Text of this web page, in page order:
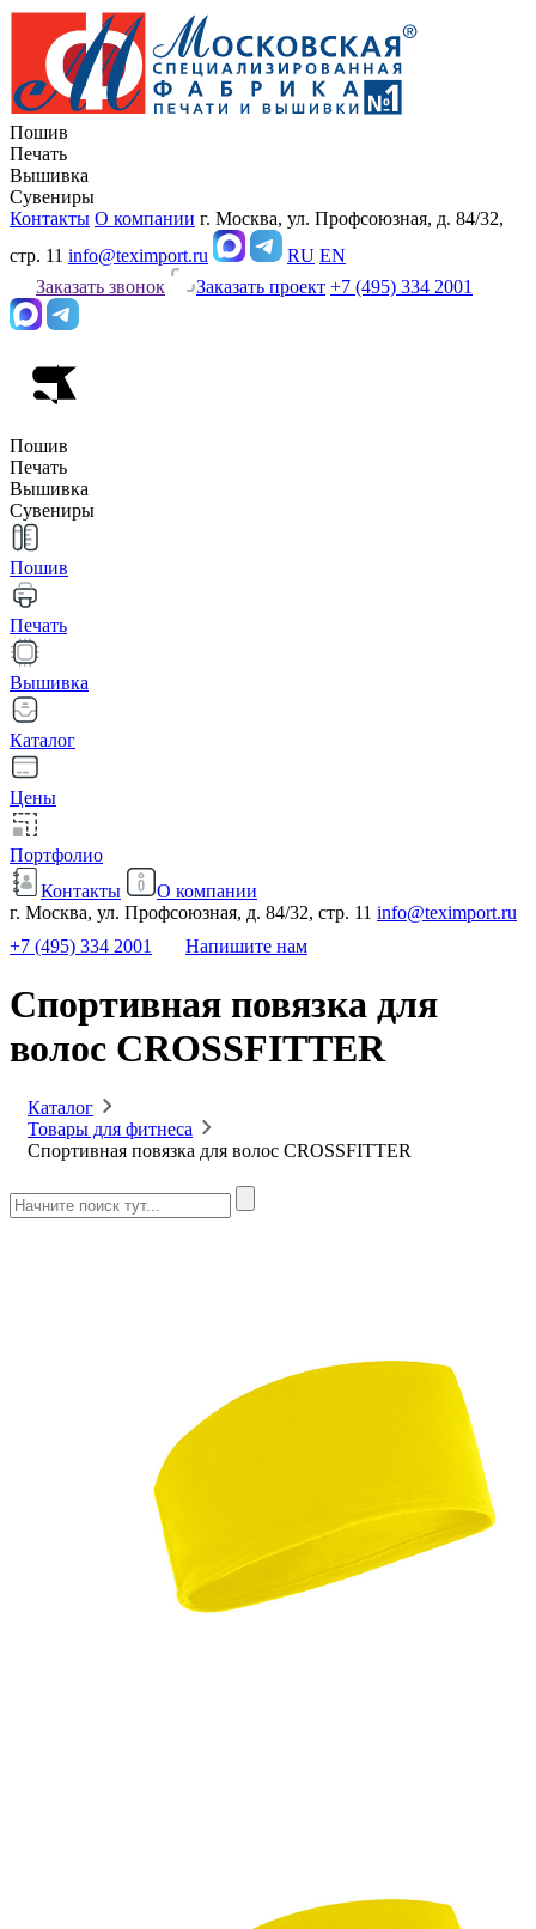
Пошив
Печать
Вышивка
Сувениры
Контакты О компании г. Москва, ул. Профсоюзная, д. 84/32,
стр. 11 info@teximport.ru RU EN
Заказать звонок
Заказать проект +7 (495) 334 2001
Пошив
Печать
Вышивка
Сувениры
Пошив
Печать
Вышивка
Каталог
Цены
Портфолио
Контакты
О компании
г. Москва, ул. Профсоюзная, д. 84/32, стр. 11 info@teximport.ru
+7 (495) 334 2001
Напишите нам
Спортивная повязка для
волос CROSSFITTER
Каталог
Товары для фитнеса
Спортивная повязка для волос CROSSFITTER